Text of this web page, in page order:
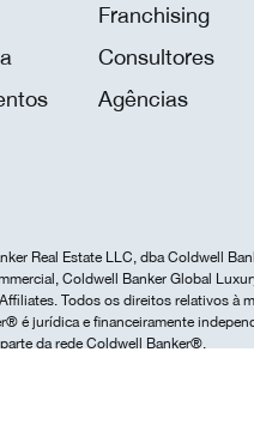
Franchising
Consultores
Agências
Real Estate LLC, dba Coldwell
Coldwell Banker Global
Todos os direitos relativos à
é jurídica e financeiramente
da rede Coldwell Banker®.